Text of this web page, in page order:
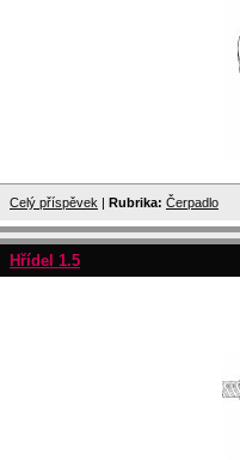
Celý příspěvek | Rubrika: Čerpadlo
Hřídel 1.5